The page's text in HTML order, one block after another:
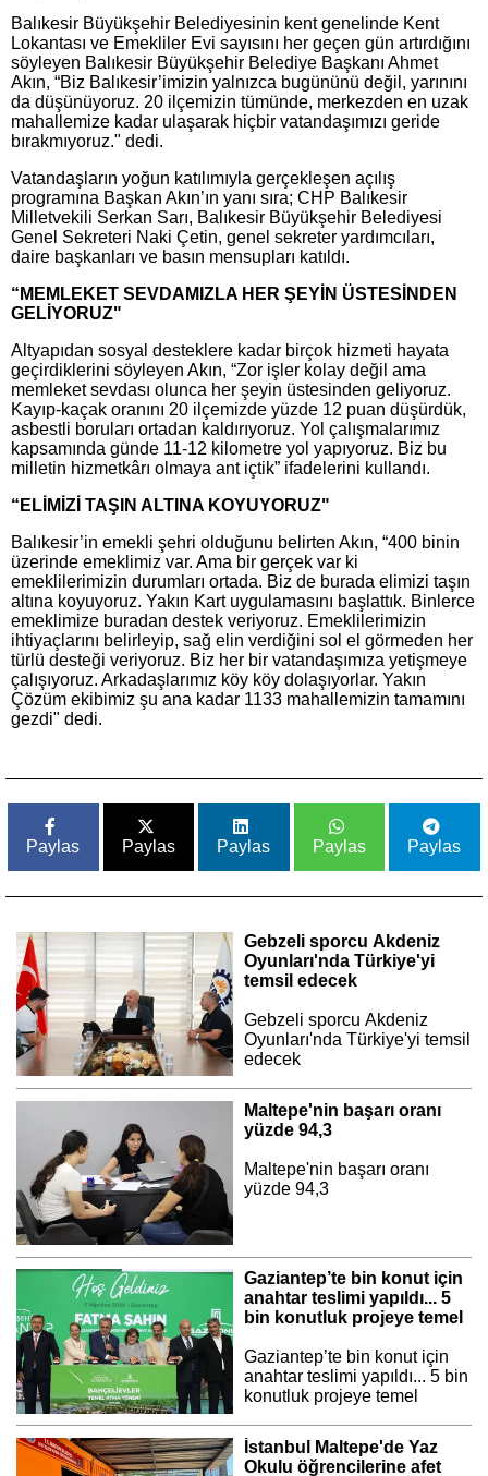
Balıkesir Büyükşehir Belediyesinin kent genelinde Kent
Lokantası ve Emekliler Evi sayısını her geçen gün artırdığını
söyleyen Balıkesir Büyükşehir Belediye Başkanı Ahmet
Akın, “Biz Balıkesir’imizin yalnızca bugününü değil, yarınını
da düşünüyoruz. 20 ilçemizin tümünde, merkezden en uzak
mahallemize kadar ulaşarak hiçbir vatandaşımızı geride
bırakmıyoruz." dedi.
Vatandaşların yoğun katılımıyla gerçekleşen açılış
programına Başkan Akın’ın yanı sıra; CHP Balıkesir
Milletvekili Serkan Sarı, Balıkesir Büyükşehir Belediyesi
Genel Sekreteri Naki Çetin, genel sekreter yardımcıları,
daire başkanları ve basın mensupları katıldı.
“MEMLEKET SEVDAMIZLA HER ŞEYİN ÜSTESİNDEN
GELİYORUZ"
Altyapıdan sosyal desteklere kadar birçok hizmeti hayata
geçirdiklerini söyleyen Akın, “Zor işler kolay değil ama
memleket sevdası olunca her şeyin üstesinden geliyoruz.
Kayıp-kaçak oranını 20 ilçemizde yüzde 12 puan düşürdük,
asbestli boruları ortadan kaldırıyoruz. Yol çalışmalarımız
kapsamında günde 11-12 kilometre yol yapıyoruz. Biz bu
milletin hizmetkârı olmaya ant içtik” ifadelerini kullandı.
“ELİMİZİ TAŞIN ALTINA KOYUYORUZ"
Balıkesir’in emekli şehri olduğunu belirten Akın, “400 binin
üzerinde emeklimiz var. Ama bir gerçek var ki
emeklilerimizin durumları ortada. Biz de burada elimizi taşın
altına koyuyoruz. Yakın Kart uygulamasını başlattık. Binlerce
emeklimize buradan destek veriyoruz. Emeklilerimizin
ihtiyaçlarını belirleyip, sağ elin verdiğini sol el görmeden her
türlü desteği veriyoruz. Biz her bir vatandaşımıza yetişmeye
çalışıyoruz. Arkadaşlarımız köy köy dolaşıyorlar. Yakın
Çözüm ekibimiz şu ana kadar 1133 mahallemizin tamamını
gezdi" dedi.
Paylas Paylas Paylas Paylas Paylas
Gebzeli sporcu Akdeniz
Oyunları'nda Türkiye'yi
temsil edecek
Gebzeli sporcu Akdeniz
Oyunları'nda Türkiye'yi temsil
edecek
Maltepe'nin başarı oranı
yüzde 94,3
Maltepe'nin başarı oranı
yüzde 94,3
Gaziantep’te bin konut için
anahtar teslimi yapıldı... 5
bin konutluk projeye temel
Gaziantep’te bin konut için
anahtar teslimi yapıldı... 5 bin
konutluk projeye temel
İstanbul Maltepe'de Yaz
Okulu öğrencilerine afet